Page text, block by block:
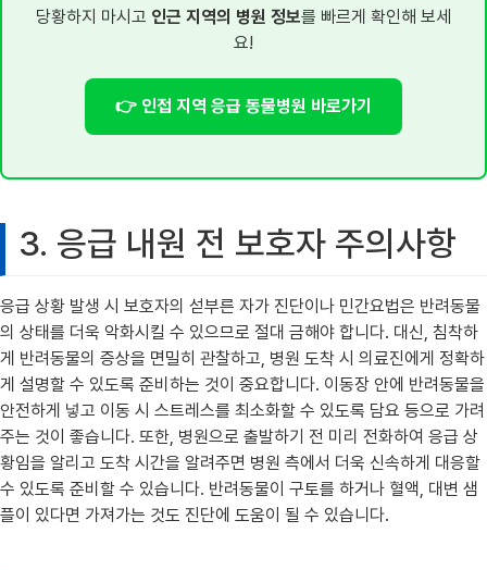
당황하지 마시고 인근 지역의 병원 정보를 빠르게 확인해 보세
요!
👉 인접 지역 응급 동물병원 바로가기
3. 응급 내원 전 보호자 주의사항
응급 상황 발생 시 보호자의 섣부른 자가 진단이나 민간요법은 반려동물
의 상태를 더욱 악화시킬 수 있으므로 절대 금해야 합니다. 대신, 침착하
게 반려동물의 증상을 면밀히 관찰하고, 병원 도착 시 의료진에게 정확하
게 설명할 수 있도록 준비하는 것이 중요합니다. 이동장 안에 반려동물을
안전하게 넣고 이동 시 스트레스를 최소화할 수 있도록 담요 등으로 가려
주는 것이 좋습니다. 또한, 병원으로 출발하기 전 미리 전화하여 응급 상
황임을 알리고 도착 시간을 알려주면 병원 측에서 더욱 신속하게 대응할
수 있도록 준비할 수 있습니다. 반려동물이 구토를 하거나 혈액, 대변 샘
플이 있다면 가져가는 것도 진단에 도움이 될 수 있습니다.